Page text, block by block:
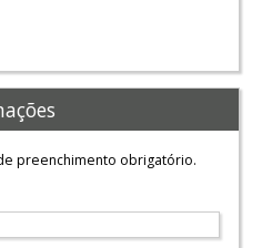
preenchimento obrigatório.